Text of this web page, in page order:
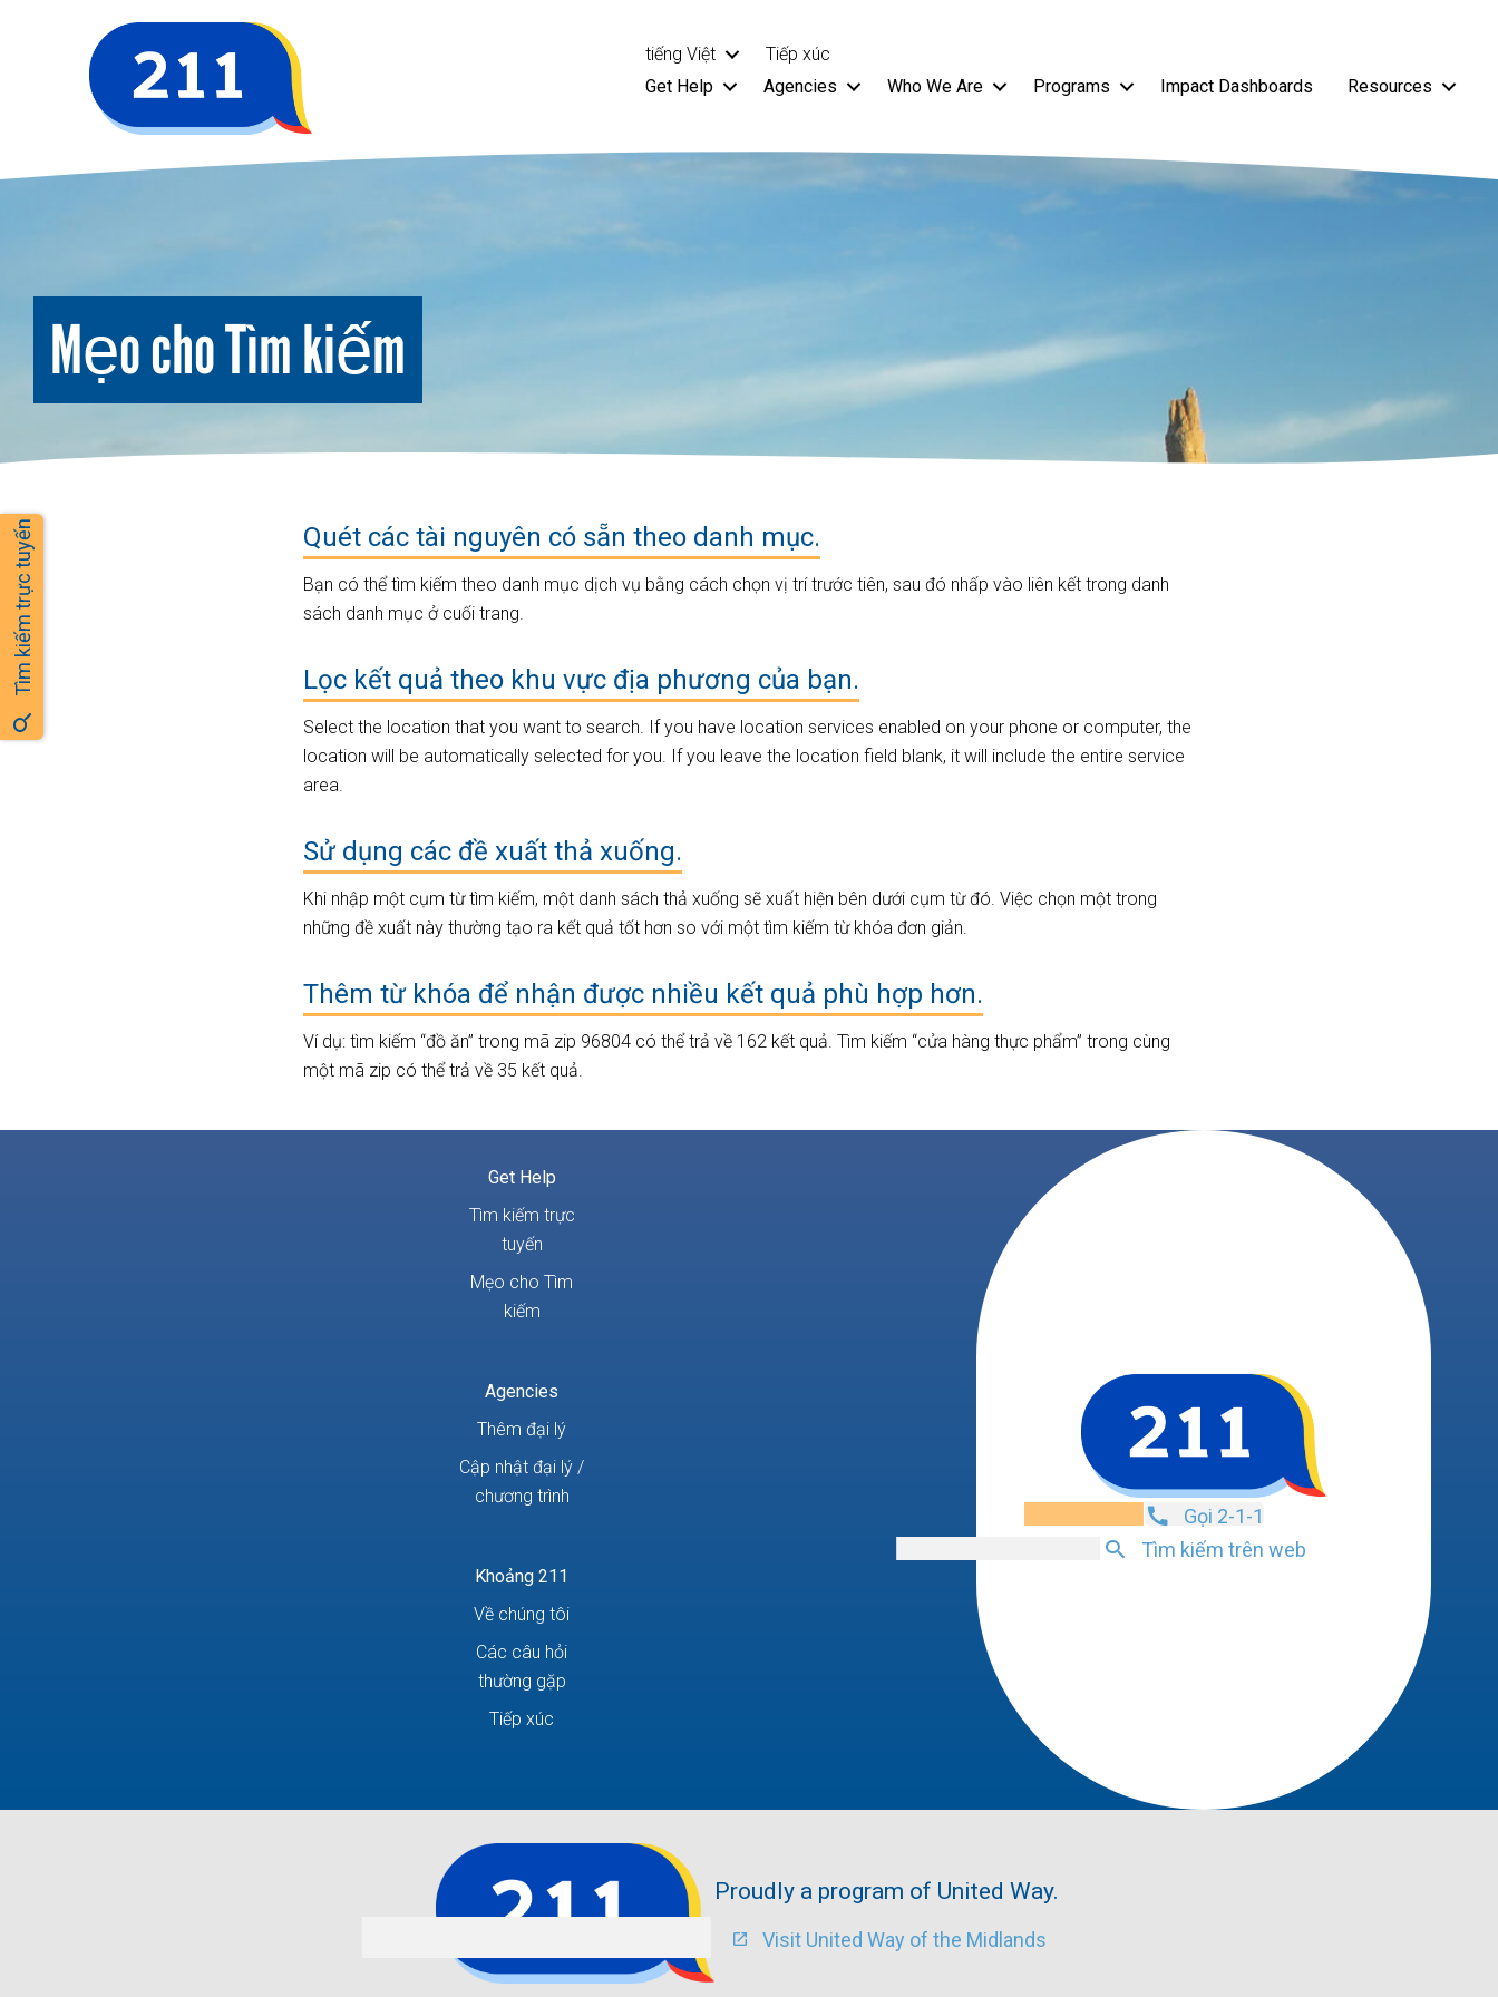
tiếng Việt
Tiếp xúc
Get Help
Agencies Who We Are Programs Impact Dashboards Resources
Mẹo cho Tìm kiếm
Quét các tài nguyên có sẵn theo danh mục.
Bạn có thể tìm kiếm theo danh mục dịch vụ bằng cách chọn vị trí trước tiên, sau đó nhấp vào liên kết trong danh
sách danh mục ở cuối trang.
Lọc kết quả theo khu vực địa phương của bạn.
Select the location that you want to search. If you have location services enabled on your phone or computer, the
location will be automatically selected for you. If you leave the location field blank, it will include the entire service
area.
Sử dụng các đề xuất thả xuống.
Khi nhập một cụm từ tìm kiếm, một danh sách thả xuống sẽ xuất hiện bên dưới cụm từ đó. Việc chọn một trong
những đề xuất này thường tạo ra kết quả tốt hơn so với một tìm kiếm từ khóa đơn giản.
Thêm từ khóa để nhận được nhiều kết quả phù hợp hơn.
Ví dụ: tìm kiếm “đồ ăn” trong mã zip 96804 có thể trả về 162 kết quả. Tìm kiếm “cửa hàng thực phẩm” trong cùng
một mã zip có thể trả về 35 kết quả.
Get Help
Tìm kiếm trực
tuyến
Mẹo cho Tìm
kiếm
Agencies
Thêm đại lý
Cập nhật đại lý /
chương trình
Khoảng 211
Về chúng tôi
Các câu hỏi
thường gặp
Tiếp xúc
Gọi 2-1-1
Tìm kiếm trên web
Proudly a program of United Way.
Visit United Way of the Midlands
Tìm kiếm trực tuyến